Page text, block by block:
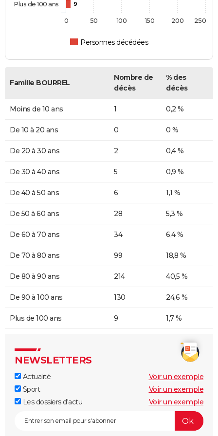
9
Personnes décédées
Plus de 100 ans
0 50 100 150 200 250
Famille BOURREL
Nombre de
décès
% des
décès
Moins de 10 ans 1 0,2 %
De 10 à 20 ans 0 0 %
De 20 à 30 ans 2 0,4 %
De 30 à 40 ans 5 0,9 %
De 40 à 50 ans 6 1,1 %
De 50 à 60 ans 28 5,3 %
De 60 à 70 ans 34 6,4 %
De 70 à 80 ans 99 18,8 %
De 80 à 90 ans 214 40,5 %
De 90 à 100 ans 130 24,6 %
Plus de 100 ans 9 1,7 %
NEWSLETTERS
Actualité
Voir un exemple
Sport
Voir un exemple
Les dossiers d'actu
Voir un exemple